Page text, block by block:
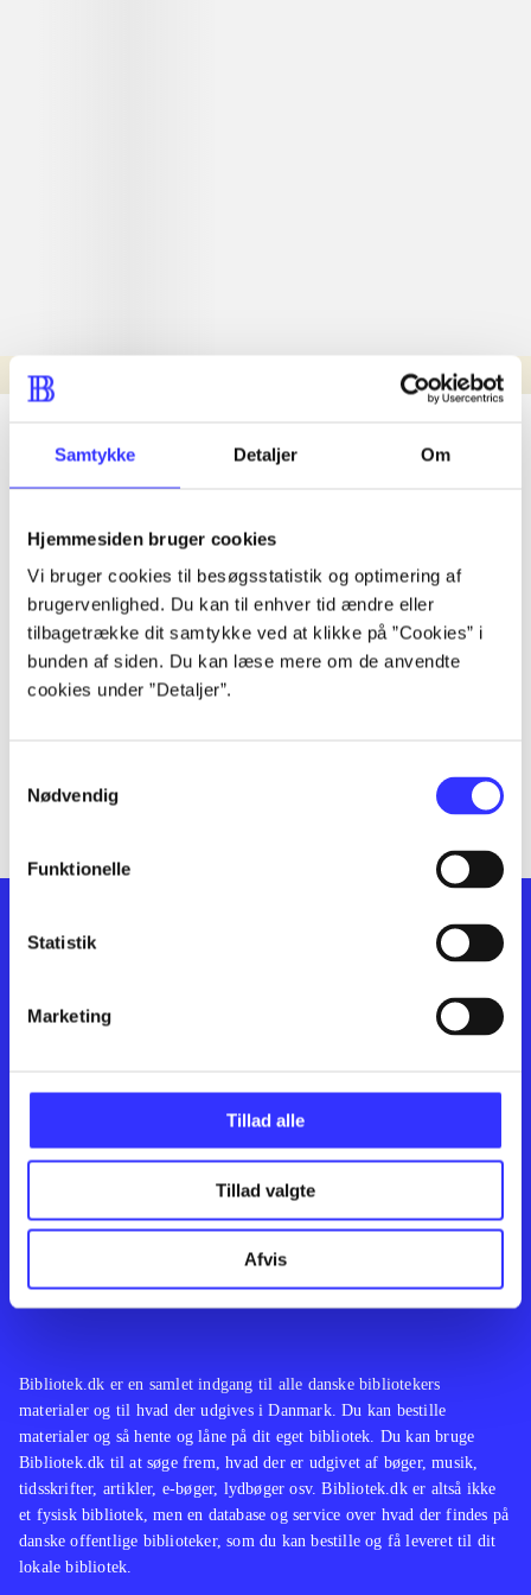
Samtykke Detaljer Om
Hjemmesiden bruger cookies
Vi bruger cookies til besøgsstatistik og optimering af
brugervenlighed. Du kan til enhver tid ændre eller
tilbagetrække dit samtykke ved at klikke på ”Cookies” i
bunden af siden. Du kan læse mere om de anvendte
cookies under ”Detaljer”.
Nødvendig
Funktionelle
Statistik
Marketing
Tillad alle
Tillad valgte
Afvis
Nyhed
lorem ipsum dolor sit amet ...
lorem ipsum dolor sit amet ...
lorem ipsum dolor sit amet ...
lorem ipsum dolor sit amet ...
lorem ipsum dolor sit amet ...
lorem ipsum dolor sit amet ...
lorem ipsum dolor sit amet ...
Feedback
Bibliotek.dk er en samlet indgang til alle danske bibliotekers
materialer og til hvad der udgives i Danmark. Du kan bestille
materialer og så hente og låne på dit eget bibliotek. Du kan bruge
Bibliotek.dk til at søge frem, hvad der er udgivet af bøger, musik,
tidsskrifter, artikler, e-bøger, lydbøger osv. Bibliotek.dk er altså ikke
et fysisk bibliotek, men en database og service over hvad der findes på
danske offentlige biblioteker, som du kan bestille og få leveret til dit
lokale bibliotek.
Kontakt os
English
Artikler
Film
Musik
Noder